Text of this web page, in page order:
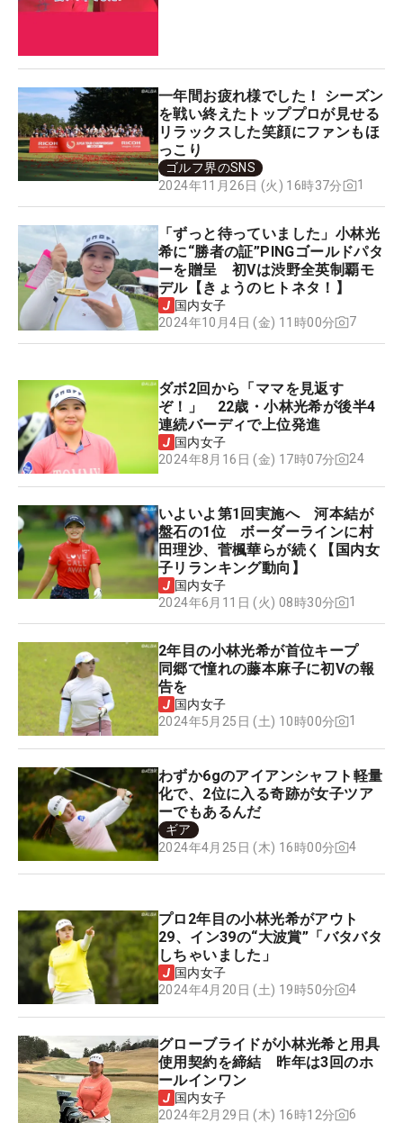
一年間お疲れ様でした！ シーズン
を戦い終えたトッププロが見せる
リラックスした笑顔にファンもほ
っこり
ゴルフ界のSNS
2024年11月26日 (火) 16時37分
1
「ずっと待っていました」小林光
希に“勝者の証”PINGゴールドパタ
ーを贈呈 初Vは渋野全英制覇モ
デル【きょうのヒトネタ！】
国内女子
2024年10月4日 (金) 11時00分
7
ダボ2回から「ママを見返す
ぞ！」 22歳・小林光希が後半4
連続バーディで上位発進
国内女子
2024年8月16日 (金) 17時07分
24
いよいよ第1回実施へ 河本結が
盤石の1位 ボーダーラインに村
田理沙、菅楓華らが続く【国内女
子リランキング動向】
国内女子
2024年6月11日 (火) 08時30分
1
2年目の小林光希が首位キープ
同郷で憧れの藤本麻子に初Vの報
告を
国内女子
2024年5月25日 (土) 10時00分
1
わずか6gのアイアンシャフト軽量
化で、2位に入る奇跡が女子ツア
ーでもあるんだ
ギア
2024年4月25日 (木) 16時00分
4
プロ2年目の小林光希がアウト
29、イン39の“大波賞”「バタバタ
しちゃいました」
国内女子
2024年4月20日 (土) 19時50分
4
グローブライドが小林光希と用具
使用契約を締結 昨年は3回のホ
ールインワン
国内女子
2024年2月29日 (木) 16時12分
6